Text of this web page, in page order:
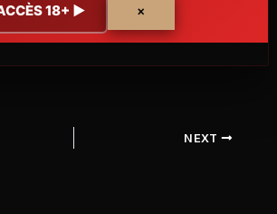
18+ ▶ ×
NEXT